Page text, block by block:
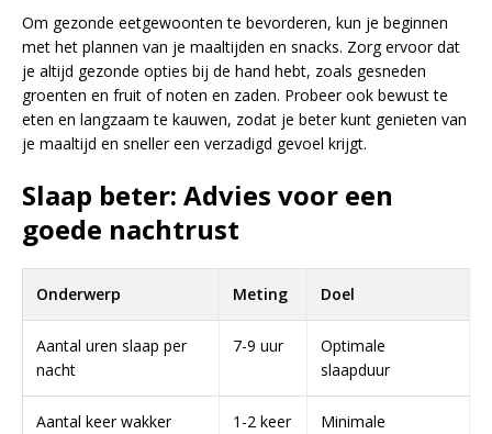
Om gezonde eetgewoonten te bevorderen, kun je beginnen
met het plannen van je maaltijden en snacks. Zorg ervoor dat
je altijd gezonde opties bij de hand hebt, zoals gesneden
groenten en fruit of noten en zaden. Probeer ook bewust te
eten en langzaam te kauwen, zodat je beter kunt genieten van
je maaltijd en sneller een verzadigd gevoel krijgt.
Slaap beter: Advies voor een
goede nachtrust
Onderwerp Meting Doel
Aantal uren slaap per
nacht
7-9 uur
Optimale
slaapduur
Aantal keer wakker
1-2 keer
Minimale